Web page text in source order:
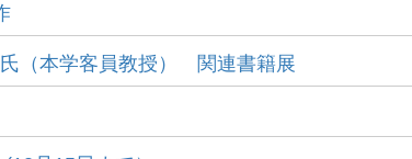
（本学客員教授） 関連書籍展